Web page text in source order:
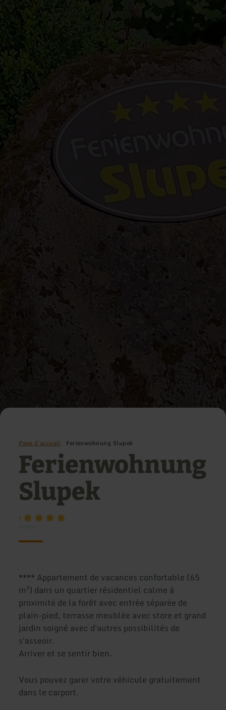
Page d'accueil Ferienwohnung Slupek
Ferienwohnung
Slupek
F
**** Appartement de vacances confortable (65
m²) dans un quartier résidentiel calme à
proximité de la forêt avec entrée séparée de
plain-pied, terrasse meublée avec store et grand
jardin soigné avec d'autres possibilités de
s'asseoir.
Arriver et se sentir bien.
Vous pouvez garer votre véhicule gratuitement
dans le carport.